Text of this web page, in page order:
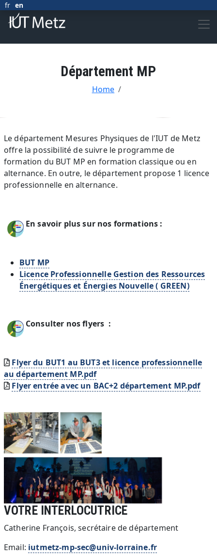
Skip to main content
fr en
Département MP
Home
Body
Le département Mesures Physiques de l'IUT de Metz
offre la possibilité de suivre le programme de
formation du BUT MP en formation classique ou en
alternance. En outre, le département propose 1 licence
professionnelle en alternance.
ImageEn savoir plus sur nos formations :
BUT MP
Licence Professionnelle Gestion des Ressources
Énergétiques et Énergies Nouvelle ( GREEN)
ImageConsulter nos flyers :
Document
Flyer du BUT1 au BUT3 et licence professionnelle
au département MP.pdf
Document
Flyer entrée avec un BAC+2 département MP.pdf
Image
VOTRE INTERLOCUTRICE
Catherine François, secrétaire de département
Email: iutmetz-mp-sec@univ-lorraine.fr